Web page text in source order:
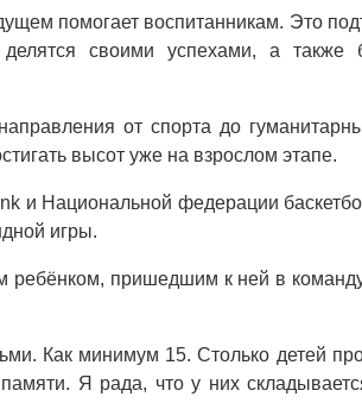
помогает воспитанникам. Это
своими успехами, а также
от спорта до
высот уже на взрослом этапе.
и Национальной федерации
игры.
ребёнком, пришедшим к ней в
Как минимум 15. Столько детей
Я рада, что у них